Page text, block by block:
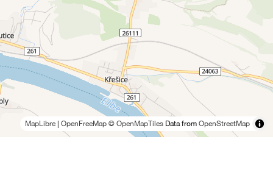
MapLibre OpenFreeMap © OpenMapTiles Data from OpenStreetMap